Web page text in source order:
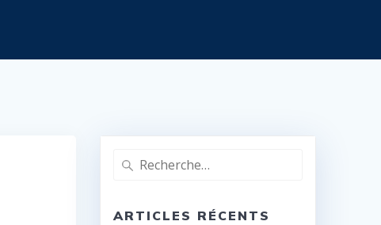
Recherche
ARTICLES RÉCENTS